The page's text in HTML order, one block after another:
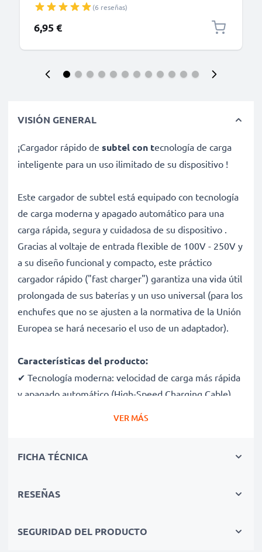
cargador USB tipo C(6 reseñas)
6,95 €
VISIÓN GENERAL
¡Cargador rápido de subtel con tecnología de carga
inteligente para un uso ilimitado de su dispositivo !
Este cargador de subtel está equipado con tecnología
de carga moderna y apagado automático para una
carga rápida, segura y cuidadosa de su dispositivo .
Gracias al voltaje de entrada flexible de 100V - 250V y
a su diseño funcional y compacto, este práctico
cargador rápido ("fast charger") garantiza una vida útil
prolongada de sus baterías y un uso universal (para los
enchufes que no se ajusten a la normativa de la Unión
Europea se hará necesario el uso de un adaptador).
Características del producto:
✔ Tecnología moderna: velocidad de carga más rápida
y apagado automático (High-Speed Charging Cable)
✔ Producto final de calidad: Cable de carga flexible e
sobrecalentamiento y sobretensión
ergonómico: Ideal para viajar
VER MÁS
FICHA TÉCNICA
RESEÑAS
SEGURIDAD DEL PRODUCTO